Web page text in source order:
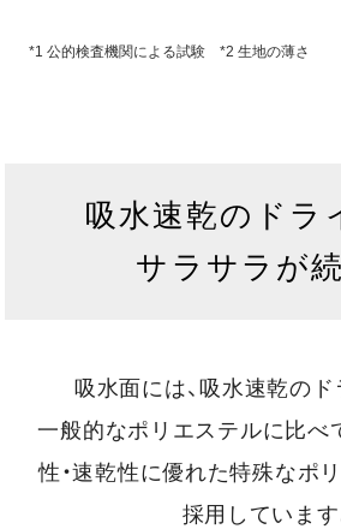
*1 公的検査機関による試験 *2 生地の薄さ
吸水速乾のドラ
サラサラが
吸水面には、吸水速乾のド
一般的なポリエステルに比べ
性・速乾性に優れた特殊なポ
採用しています